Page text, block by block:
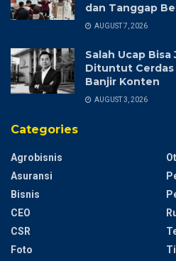
dan Tanggap
AUGUST 7, 2026
Salah Ucap Bisa
Dituntut Cerdas
Banjir Konten
AUGUST 3, 2026
Categories
Agrobisnis
Asuransi
Bisnis
CEO
CSR
Foto